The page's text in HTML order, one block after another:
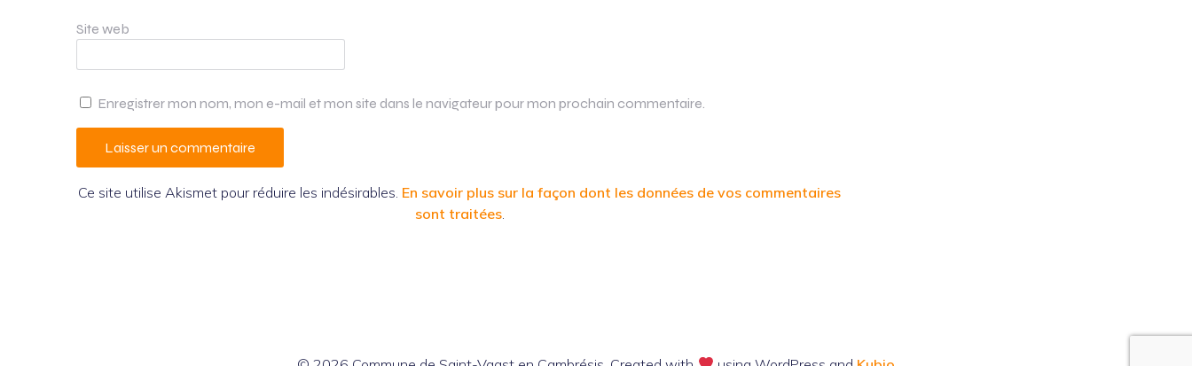
Site web
Enregistrer mon nom, mon e-mail et mon site dans le navigateur pour mon prochain commentaire.
Ce site utilise Akismet pour réduire les indésirables. En savoir plus sur la façon dont les données de vos commentaires
sont traitées.